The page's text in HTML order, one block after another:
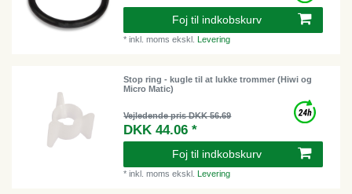
Foj til indkobskurv
*inkl. moms ekskl.Levering
Stop ring - kugle til at lukke trommer (Hiwi og
Micro Matic)
Vejledende pris DKK 56.69
DKK 44.06 *
Foj til indkobskurv
*inkl. moms ekskl.Levering